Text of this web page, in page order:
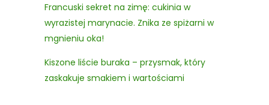
Francuski sekret na zimę: cukinia w
wyrazistej marynacie. Znika ze spiżarni w
mgnieniu oka!
Kiszone liście buraka – przysmak, który
zaskakuje smakiem i wartościami